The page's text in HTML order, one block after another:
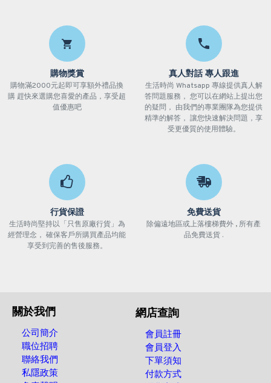
購物獎賞
購物滿2000元起即可享額外禮品換
購 趕快來選購您喜愛的產品，享受超
值優惠吧
真人對話 專人跟進
生活時尚 Whatsapp 專線提供真人解
答問題服務， 您可以在網站上提出您
的疑問， 由我們的專業團隊為您提供
精準的解答， 讓您快速解決問題，享
受更優質的使用體驗。
行貨保證
生活時尚堅持以「只售原廠行貨」為
經營理念， 確保客戶所購買產品均能
享受到完善的售後服務。
免費送貨
除偏遠地區或上落樓梯費外 , 所有產
品免費送貨 .
關於我們
公司簡介
職位招聘
聯絡我們
私隱政策
網店查詢
會員註冊
會員登入
下單須知
付款方式